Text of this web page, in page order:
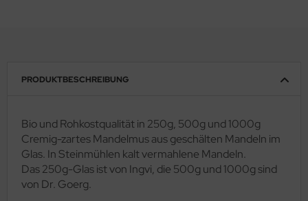
PRODUKTBESCHREIBUNG
Bio und Rohkostqualität in 250g, 500g und 1000g
Cremig-zartes Mandelmus aus geschälten Mandeln im
Glas. In Steinmühlen kalt vermahlene Mandeln.
Das 250g-Glas ist von Ingvi, die 500g und 1000g sind
von Dr. Goerg.